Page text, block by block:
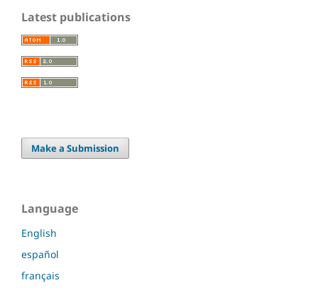
Latest publications
Make a Submission
Language
English
español
français